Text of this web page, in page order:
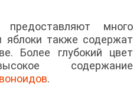
много
яблоки также содержат
Более глубокий цвет
содержание
.